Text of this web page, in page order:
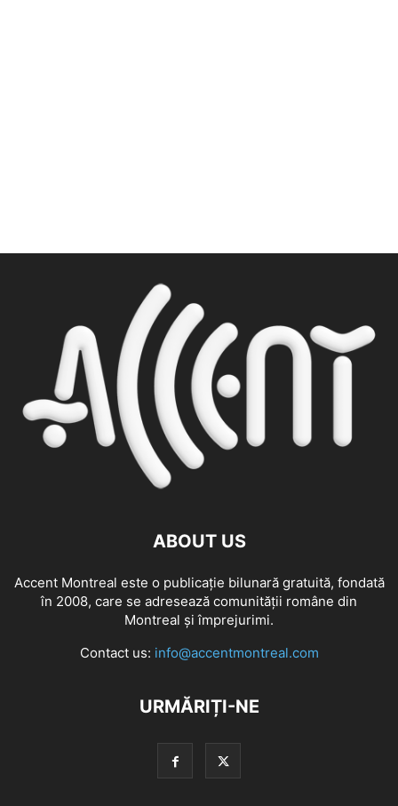
ABOUT US
Accent Montreal este o publicație bilunară gratuită, fondată
în 2008, care se adresează comunităţii române din
Montreal şi împrejurimi.
Contact us: info@accentmontreal.com
URMĂRIȚI-NE